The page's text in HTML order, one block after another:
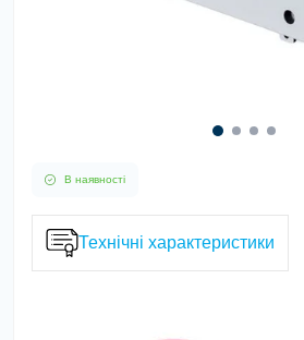
В наявності
Технічні характеристики